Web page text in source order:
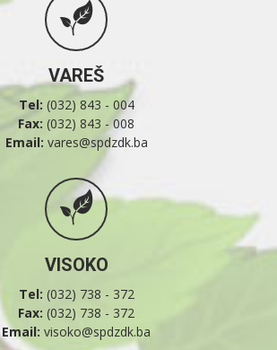
VAREŠ
Tel: (032) 843 - 004
Fax: (032) 843 - 008
Email: vares@spdzdk.ba
VISOKO
Tel: (032) 738 - 372
Fax: (032) 738 - 372
Email: visoko@spdzdk.ba